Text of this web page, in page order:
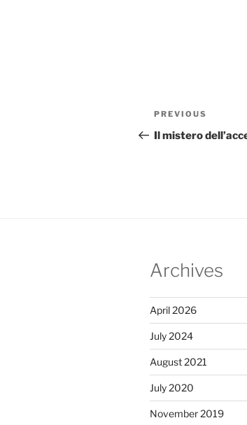
Post
navigation
Previous
Post
PREVIOUS
Il mistero
Archives
April 2026
July 2024
August 2021
July 2020
November 2019